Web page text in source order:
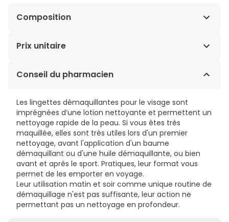
Composition
AQUA/WATER/EAU, POLYSORBATE 20, PENTYLENE
BROMIDE, DISODIUM EDTA, FRAGRANCE (PARFUM). [BI
Prix unitaire
0,22€ / Unités
Conseil du pharmacien
Les lingettes démaquillantes pour le visage sont
imprégnées d’une lotion nettoyante et permettent un
nettoyage rapide de la peau. Si vous êtes très
maquillée, elles sont très utiles lors d'un premier
nettoyage, avant l'application d'un baume
démaquillant ou d'une huile démaquillante, ou bien
avant et après le sport. Pratiques, leur format vous
permet de les emporter en voyage.
Leur utilisation matin et soir comme unique routine de
démaquillage n'est pas suffisante, leur action ne
permettant pas un nettoyage en profondeur.